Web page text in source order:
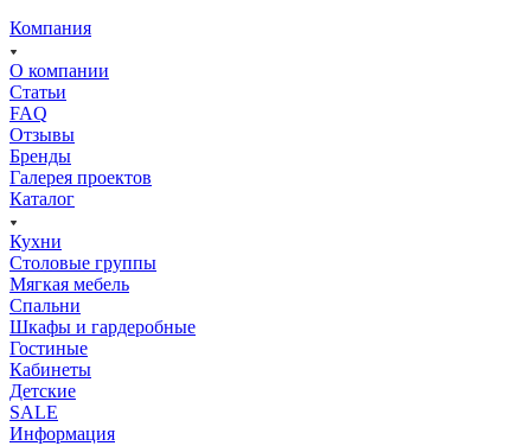
Компания
О компании
Статьи
FAQ
Отзывы
Бренды
Галерея проектов
Каталог
Кухни
Столовые группы
Мягкая мебель
Спальни
Шкафы и гардеробные
Гостиные
Кабинеты
Детские
SALE
Информация